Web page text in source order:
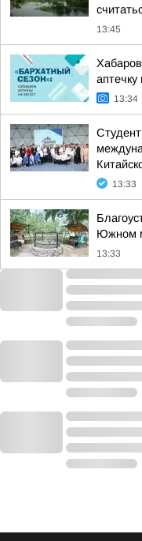
13:45
аптечку
13:34
13:33
Южном
13:33